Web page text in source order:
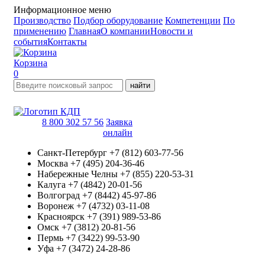
Информационное меню
Производство Подбор оборудование Компетенции По
применению ГлавнаяО компанииНовости и
событияКонтакты
Корзина
0
найти
8 800 302 57 56 Заявка
онлайн
Санкт-Петербург +7 (812) 603-77-56
Москва +7 (495) 204-36-46
Набережные Челны +7 (855) 220-53-31
Калуга +7 (4842) 20-01-56
Волгоград +7 (8442) 45-97-86
Воронеж +7 (4732) 03-11-08
Красноярск +7 (391) 989-53-86
Омск +7 (3812) 20-81-56
Пермь +7 (3422) 99-53-90
Уфа +7 (3472) 24-28-86